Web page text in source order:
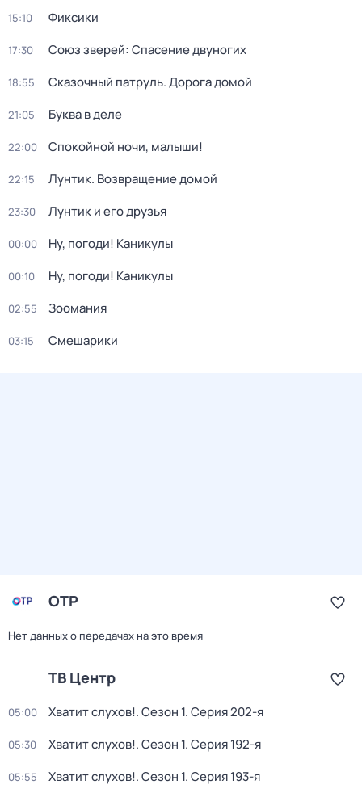
15:10 Фиксики
17:30 Союз зверей: Спасение двуногих
18:55 Сказочный патруль. Дорога домой
21:05 Буква в деле
22:00 Спокойной ночи, малыши!
22:15 Лунтик. Возвращение домой
23:30 Лунтик и его друзья
00:00 Ну, погоди! Каникулы
00:10 Ну, погоди! Каникулы
02:55 Зоомания
03:15 Смешарики
ОТР
Нет данных о передачах на это время
ТВ Центр
05:00 Хватит слухов!. Сезон 1. Серия 202-я
05:30 Хватит слухов!. Сезон 1. Серия 192-я
05:55 Хватит слухов!. Сезон 1. Серия 193-я